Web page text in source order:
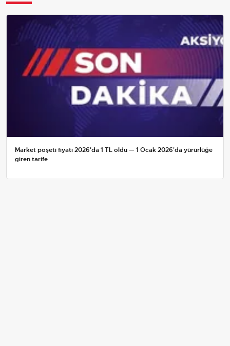
Market poşeti fiyatı 2026'da 1 TL oldu — 1 Ocak 2026'da yürürlüğe
giren tarife